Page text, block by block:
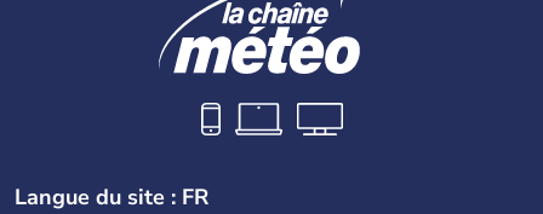
Langue du site : FR